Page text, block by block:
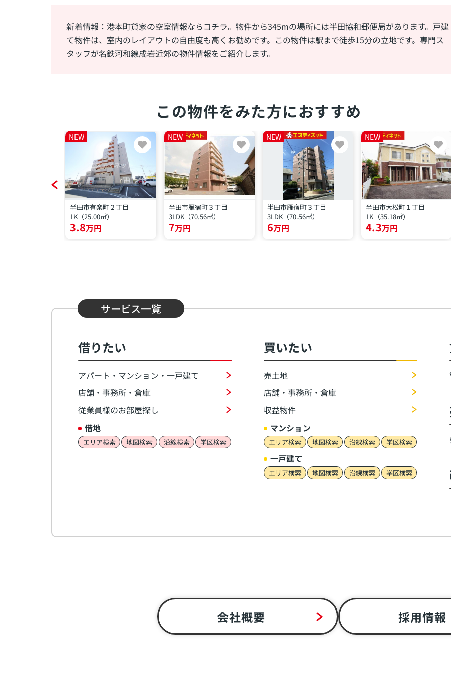
新着情報：港本町貸家の空室情報ならコチラ。物件から345mの場所には半田協和郵便局があります。戸建
て物件は、室内のレイアウトの自由度も高くお勧めです。この物件は駅まで徒歩15分の立地です。専門ス
タッフが名鉄河和線成岩近郊の物件情報をご紹介します。
この物件をみた方におすすめ
NEW
半田市有楽町２丁目
1K（25.00㎡）
3.8万円
NEW
半田市雁宿町３丁目
3LDK（70.56㎡）
7万円
NEW
半田市雁宿町３丁目
3LDK（70.56㎡）
6万円
NEW
半田市大松町１丁目
1K（35.18㎡）
4.3万円
サービス一覧
借りたい
アパート・マンション・一戸建て
店舗・事務所・倉庫
従業員様のお部屋探し
借地
エリア検索 地図検索 沿線検索 学区検索
買いたい
売土地
店舗・事務所・倉庫
収益物件
マンション
エリア検索 地図検索 沿線検索 学区検索
一戸建て
エリア検索 地図検索 沿線検索 学区検索
会社概要 採用情報